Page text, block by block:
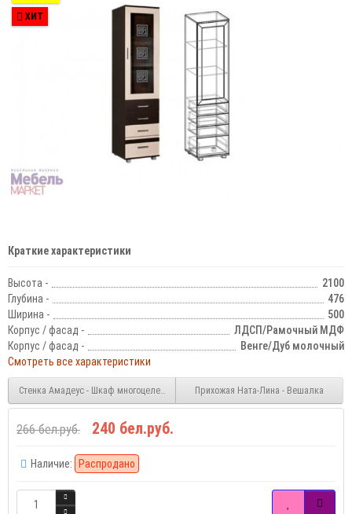
ХИТ
Краткие характеристики
Высота -
2100
Глубина -
476
Ширина -
500
Корпус / фасад -
ЛДСП/Рамочный МДФ
Корпус / фасад -
Венге/Дуб молочный
Смотреть все характеристики
Стенка Амадеус - Шкаф многоцелевой левыйПрихожая Ната-Лина - Вешалка
266 бел.руб. 240 бел.руб.
Наличие: Распродано